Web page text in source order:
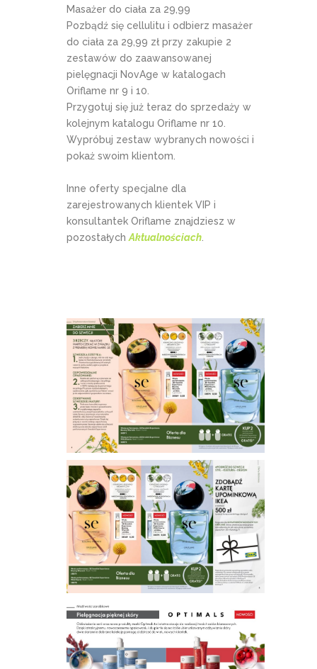
Masażer do ciała za 29,99
Pozbądź się cellulitu i odbierz masażer
do ciała za 29,99 zł przy zakupie 2
zestawów do zaawansowanej
pielęgnacji NovAge w katalogach
Oriflame nr 9 i 10.
Przygotuj się już teraz do sprzedaży w
kolejnym katalogu Oriflame nr 10.
Wypróbuj zestaw wybranych nowości i
pokaż swoim klientom.
Inne oferty specjalne dla
zarejestrowanych klientek VIP i
konsultantek Oriflame znajdziesz w
pozostałych Aktualnościach